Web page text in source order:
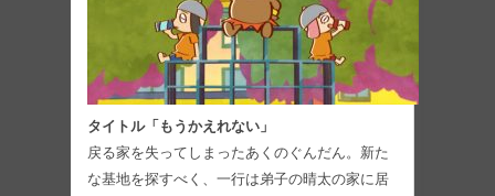
タイトル「もうかえれない」
戻る家を失ってしまったあくのぐんだん。新た
な基地を探すべく、一行は弟子の晴太の家に居